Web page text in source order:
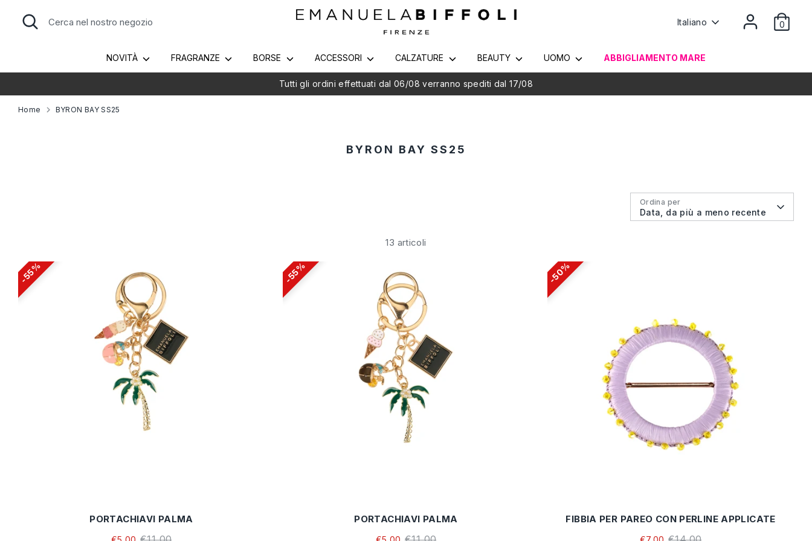
contenuto
Cerca
Cerca
nel
Lingua
Italiano 0
NOVITÀ FRAGRANZE BORSE ACCESSORI CALZATURE BEAUTY UOMO ABBIGLIAMENTO MARE
Spedizione in 24/48h - Gratis da €65
Home BYRON BAY SS25
BYRON BAY SS25
Ordina per
Data, da più a meno recente
13 articoli
55%
PORTACHIAVI PALMA
55%
PORTACHIAVI PALMA
50%
FIBBIA PER PAREO CON PERLINE APPLICATE